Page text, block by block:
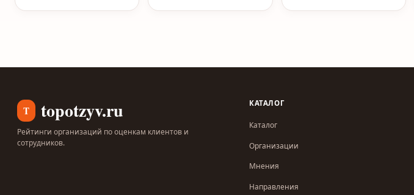
T topotzyv.ru
Рейтинги организаций по оценкам клиентов и
сотрудников.
КАТАЛОГ
Каталог
Организации
Мнения
Направления